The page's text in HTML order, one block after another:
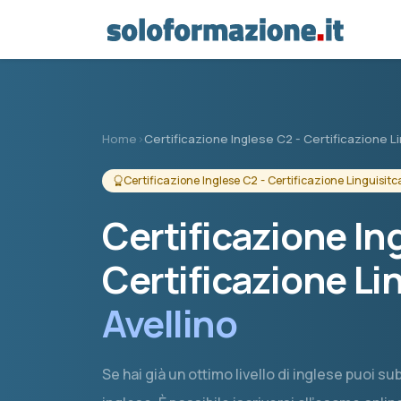
Home ›Certificazione Inglese C2 - Certificazione
Certificazione Inglese C2 - Certificazione
Certificazione
Certificazione
Avellino
Se hai già un ottimo livello di inglese puoi